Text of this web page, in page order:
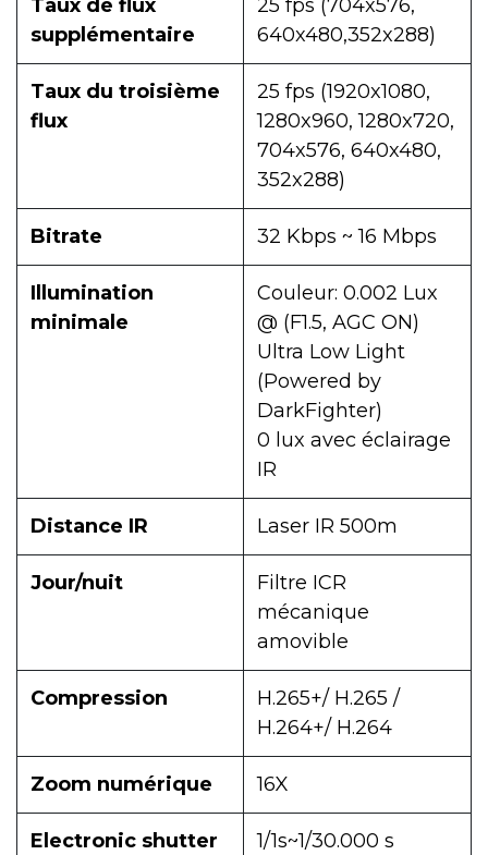
Taux de flux
supplémentaire
25 fps (704x576,
640x480,352x288)
Taux du troisième
flux
25 fps (1920x1080,
1280x960, 1280x720,
704x576, 640x480,
352x288)
Bitrate 32 Kbps ~ 16 Mbps
Illumination
minimale
Couleur: 0.002 Lux
@ (F1.5, AGC ON)
Ultra Low Light
(Powered by
DarkFighter)
0 lux avec éclairage
IR
Distance IR Laser IR 500m
Jour/nuit
Filtre ICR
mécanique
amovible
Compression
H.265+/ H.265 /
H.264+/ H.264
Zoom numérique 16X
Electronic shutter 1/1s~1/30.000 s